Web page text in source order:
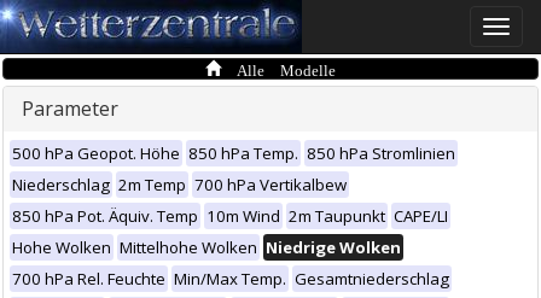
Toggle
Alle Modelle
Parameter
500 hPa Geopot. Höhe 850 hPa Temp. 850 hPa Stromlinien
Niederschlag 2m Temp 700 hPa Vertikalbew
850 hPa Pot. Äquiv. Temp 10m Wind 2m Taupunkt CAPE/LI
Hohe Wolken Mittelhohe Wolken Niedrige Wolken
700 hPa Rel. Feuchte Min/Max Temp. Gesamtniederschlag